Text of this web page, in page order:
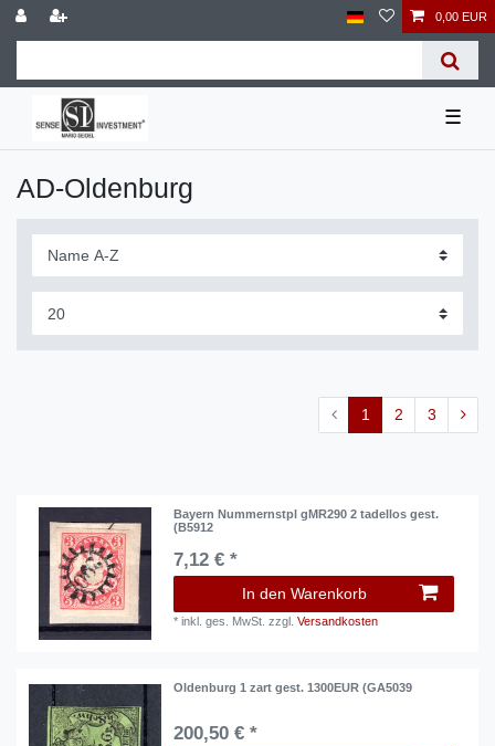
0,00 EUR
☰
AD-Oldenburg
1 2 3
Bayern Nummernstpl gMR290 2 tadellos gest.
(B5912
7,12 € *
In den Warenkorb
*inkl. ges. MwSt. zzgl.Versandkosten
Oldenburg 1 zart gest. 1300EUR (GA5039
200,50 € *